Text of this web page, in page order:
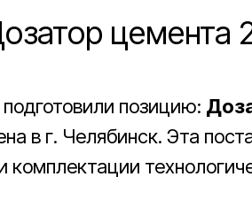
цемента
позицию:
в г. Челябинск. Эта